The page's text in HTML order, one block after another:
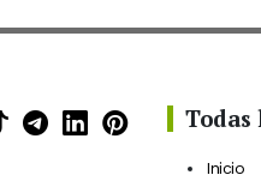
Facebook
en Instagram
en X (Twitter)
Minuto30 en TikTok
Canal deMinuto30 en
Minuto30
Todas
Inicio